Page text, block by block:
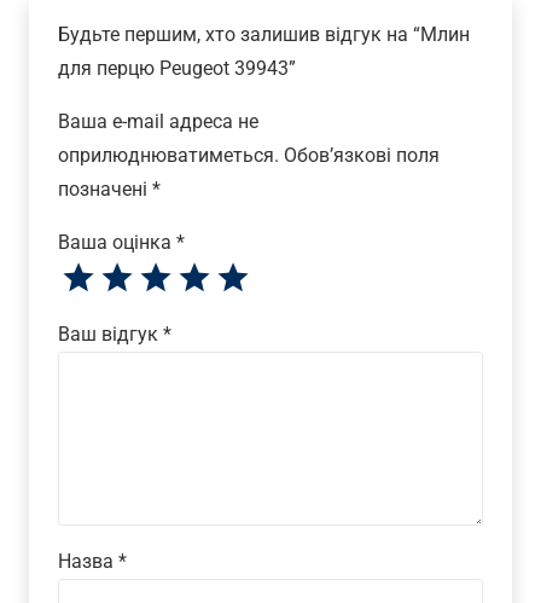
Будьте першим, хто залишив відгук на “Млин
для перцю Peugeot 39943”
Ваша e-mail адреса не
оприлюднюватиметься. Обов’язкові поля
позначені *
Ваша оцінка *
Ваш відгук *
Назва *